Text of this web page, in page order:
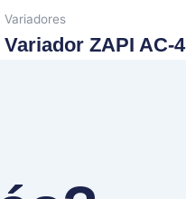
Variadores
Variador ZAPI AC-4